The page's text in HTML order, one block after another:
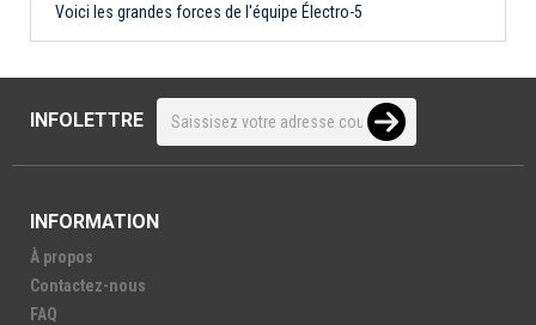
Voici les grandes forces de l'équipe Électro-5
INFOLETTRE
INFORMATION
À propos
Contactez-nous
FAQ